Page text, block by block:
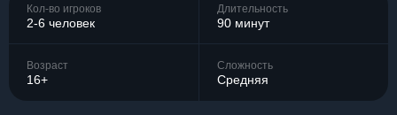
Кол-во игроков
2-6 человек
Длительность
90 минут
Возраст
16+
Сложность
Средняя